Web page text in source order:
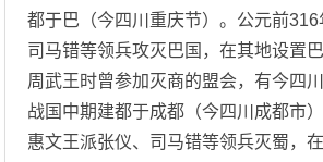
都于巴（今四川重庆节）。公元前316
司马错等领兵攻灭巴国，在其地设置巴
周武王时曾参加灭商的盟会，有今四
战国中期建都于成都（今四川成都市
惠文王派张仪、司马错等领兵灭蜀，